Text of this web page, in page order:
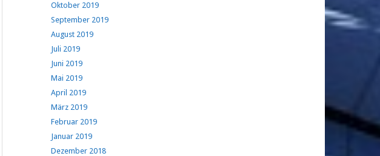
Oktober 2019
September 2019
August 2019
Juli 2019
Juni 2019
Mai 2019
April 2019
März 2019
Februar 2019
Januar 2019
Dezember 2018